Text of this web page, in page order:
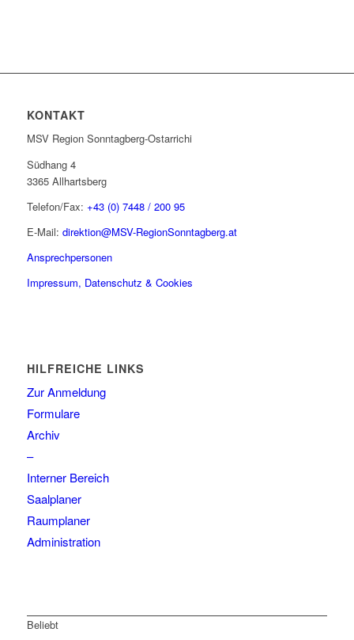
KONTAKT
MSV Region Sonntagberg-Ostarrichi
Südhang 4
3365 Allhartsberg
Telefon/Fax: +43 (0) 7448 / 200 95
E-Mail: direktion@MSV-RegionSonntagberg.at
Ansprechpersonen
Impressum, Datenschutz & Cookies
HILFREICHE LINKS
Zur Anmeldung
Formulare
Archiv
–
Interner Bereich
Saalplaner
Raumplaner
Administration
Beliebt